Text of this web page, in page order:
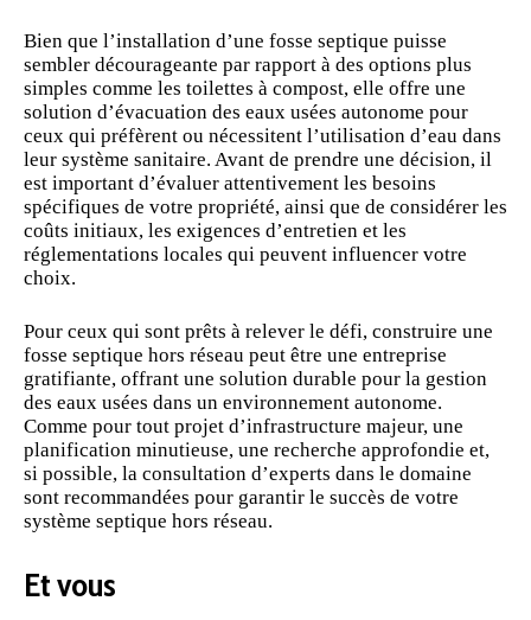
Bien que l’installation d’une fosse septique puisse
sembler décourageante par rapport à des options plus
simples comme les toilettes à compost, elle offre une
solution d’évacuation des eaux usées autonome pour
ceux qui préfèrent ou nécessitent l’utilisation d’eau dans
leur système sanitaire. Avant de prendre une décision, il
est important d’évaluer attentivement les besoins
spécifiques de votre propriété, ainsi que de considérer les
coûts initiaux, les exigences d’entretien et les
réglementations locales qui peuvent influencer votre
choix.
Pour ceux qui sont prêts à relever le défi, construire une
fosse septique hors réseau peut être une entreprise
gratifiante, offrant une solution durable pour la gestion
des eaux usées dans un environnement autonome.
Comme pour tout projet d’infrastructure majeur, une
planification minutieuse, une recherche approfondie et,
si possible, la consultation d’experts dans le domaine
sont recommandées pour garantir le succès de votre
système septique hors réseau.
Et vous